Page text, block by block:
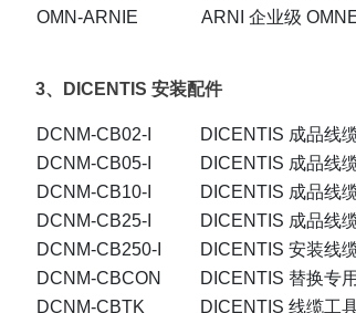
OMN-ARNIE
ARNI 企业级
3、DICENTIS 安装配件
DCNM-CB02-I DICENTIS 成品线
DCNM-CB05-I
DICENTIS 成品线
DCNM-CB10-I
DICENTIS 成品线
DCNM-CB25-I
DICENTIS 成品线
DCNM-CB250-I
DICENTIS 安装线
DCNM-CBCON
DICENTIS 替换专
DCNM-CBTK
DICENTIS 线缆工